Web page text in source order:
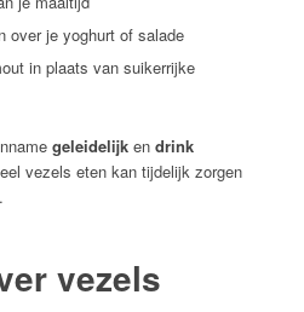
over je yoghurt of salade
in plaats van suikerrijke
geleidelijken drink
vezels eten kan tijdelijk zorgen
vezels